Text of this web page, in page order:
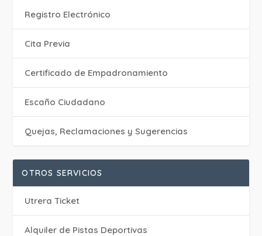
Registro Electrónico
Cita Previa
Certificado de Empadronamiento
Escaño Ciudadano
Quejas, Reclamaciones y Sugerencias
OTROS SERVICIOS
Utrera Ticket
Alquiler de Pistas Deportivas